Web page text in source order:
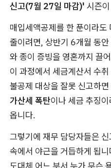
신고(7월 27일 마감)' 시즌
매입세액공제를 한 푼이라도
줄이려면, 상반기 6개월 동
와 종이 증빙을 영혼까지 끌
이 과정에서 세금계산서 수
불공제 대상을 잘못 신고하면
가산세 폭탄이나 세금 추징
옵니다.
그렇기에 재무 담당자들은
속에서 야근을 거듭하게 됩